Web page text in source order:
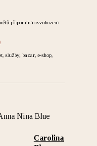
připomíná osvobození
služby, bazar, e-shop,
Nina Blue
Carolina